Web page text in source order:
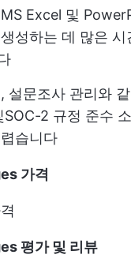
Excel 및
성하는 데 많은 시
설문조사 관리와
SOC-2 규정 준수
습니다
가격
평가 및 리뷰